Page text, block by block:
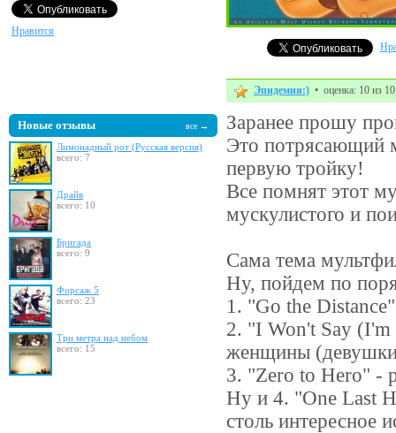
Нравится
Новые отзывы все →
Лимонадный рот (Русская версия)
всего: 7
Драйв
всего: 10
Бригада
всего: 9
Форсаж 5
всего: 23
Три метра над небом
всего: 15
Эпидемия:) • оценка: 10 из 10
Заранее прошу
Это потрясающий
первую тройку!
Все помнят этот
мускулистого и
Сама тема
Ну, пойдем по
1. "Go the
2. "I Won't Say (I'm
женщины
3. "Zero to Hero" -
Ну и 4. "One Last
столь интересное